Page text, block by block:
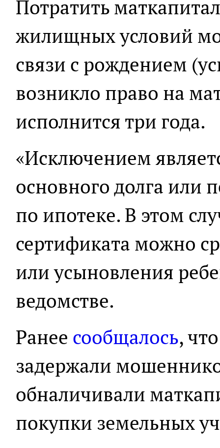
Потратить
жилищных условий
связи с рождением
возникло право на
исполнится три года.
«Исключением
основного долга или
по ипотеке. В этом
сертификата можно
или усыновления
ведомстве.
Ранее сообщалось,
задержали
обналичивали
покупки земельных